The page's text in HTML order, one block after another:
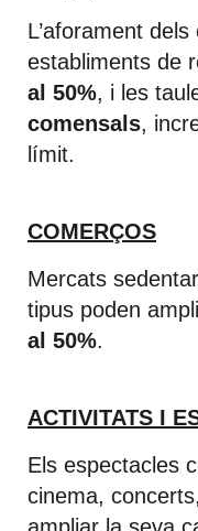
L’aforament
establiments de
al 50%, i les
comensals,
límit.
COMERÇOS
Mercats
tipus poden
al 50%.
ACTIVITATS I
Els espectacles
cinema,
ampliar la seva